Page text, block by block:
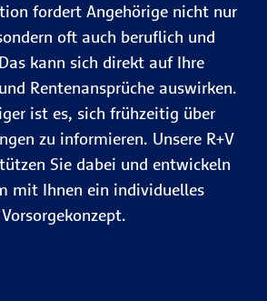
fordert Angehörige nicht nur
oft auch beruflich und
kann sich direkt auf Ihre
Rentenansprüche auswirken.
ist es, sich frühzeitig über
zu informieren. Unsere R+V
Sie dabei und entwickeln
mit Ihnen ein individuelles
Vorsorgekonzept.